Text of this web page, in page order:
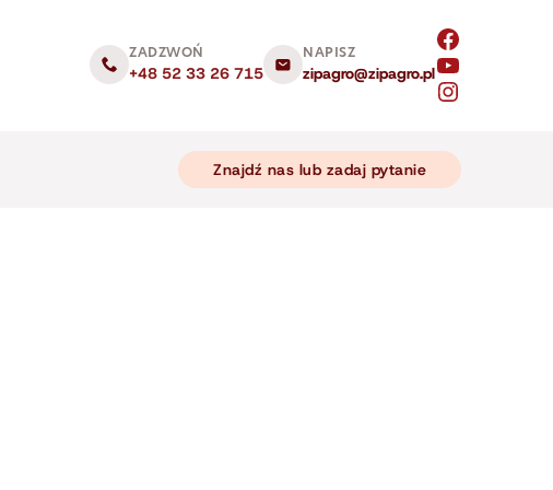
ZADZWOŃ
+48 52 33 26 715
NAPISZ
zipagro@zipagro.pl
Znajdź nas lub zadaj pytanie